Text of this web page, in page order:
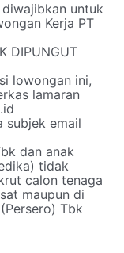
untuk
Kerja PT
DIPUNGUT
lowongan ini,
lamaran
subjek email
dan anak
tidak
calon tenaga
maupun di
Tbk